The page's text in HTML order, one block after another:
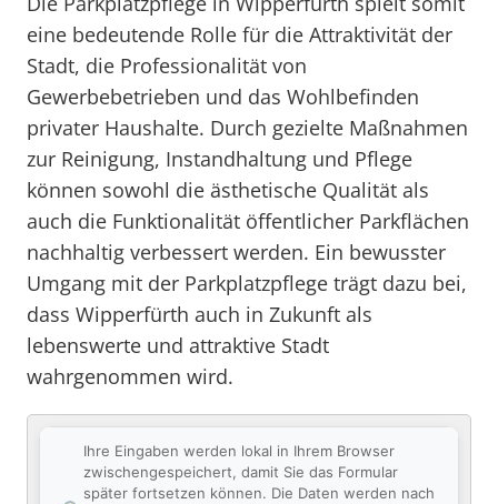
eine bedeutende Rolle für die Attraktivität der
Stadt, die Professionalität von
Gewerbebetrieben und das Wohlbefinden
privater Haushalte. Durch gezielte Maßnahmen
zur Reinigung, Instandhaltung und Pflege
können sowohl die ästhetische Qualität als
auch die Funktionalität öffentlicher Parkflächen
nachhaltig verbessert werden. Ein bewusster
Umgang mit der Parkplatzpflege trägt dazu bei,
dass Wipperfürth auch in Zukunft als
lebenswerte und attraktive Stadt
wahrgenommen wird.
Ihre Eingaben werden lokal in Ihrem Browser
zwischengespeichert, damit Sie das Formular
später fortsetzen können. Die Daten werden nach